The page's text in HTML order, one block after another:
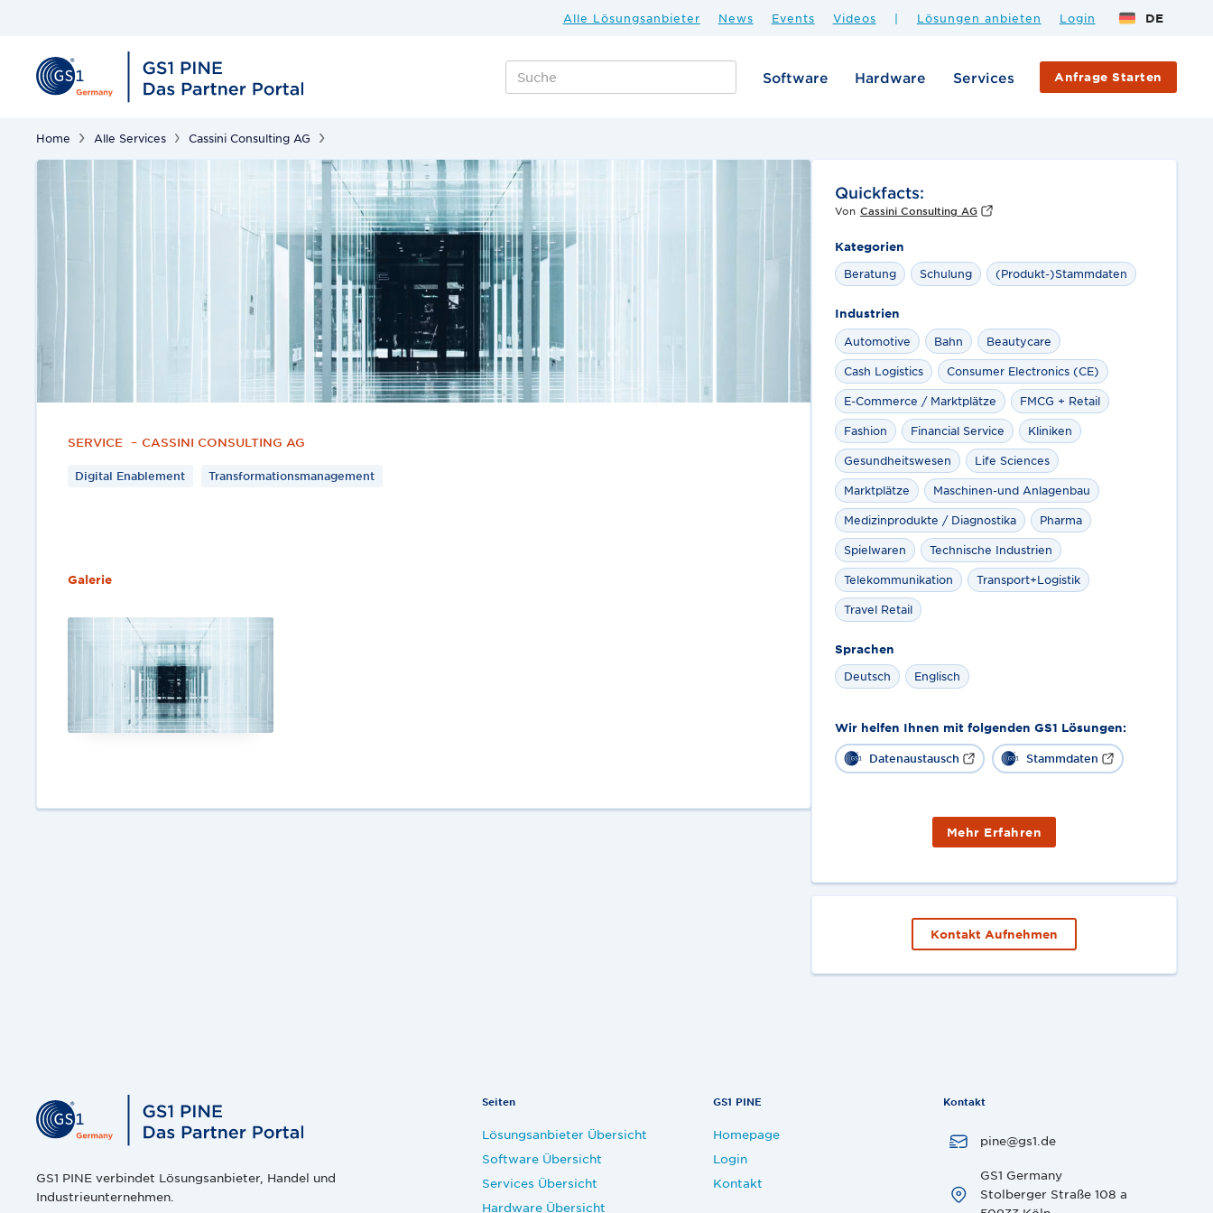
Alle Lösungsanbieter News Events Videos | Lösungen anbieten Login DE
Software Hardware Services Anfrage Starten
Home Alle Services Cassini Consulting AG
SERVICE – CASSINI CONSULTING AG
Digital Enablement Transformationsmanagement
Galerie
Quickfacts:
Von Cassini Consulting AG
Kategorien
Beratung
Schulung (Produkt-)Stammdaten
Industrien
Automotive
Bahn Beautycare
Cash Logistics Consumer Electronics (CE)
E-Commerce / Marktplätze FMCG + Retail
Fashion Financial Service Kliniken
Gesundheitswesen Life Sciences
Marktplätze Maschinen-und Anlagenbau
Medizinprodukte / Diagnostika Pharma
Spielwaren Technische Industrien
Telekommunikation Transport+Logistik
Travel Retail
Sprachen
Deutsch
Englisch
Wir helfen Ihnen mit folgenden GS1 Lösungen:
Datenaustausch Stammdaten
Mehr Erfahren
Kontakt Aufnehmen
GS1 PINE verbindet Lösungsanbieter, Handel und
Industrieunternehmen.
Seiten
Lösungsanbieter Übersicht
Software Übersicht
Services Übersicht
Hardware Übersicht
GS1 PINE
Homepage
Login
Kontakt
Kontakt
pine@gs1.de
GS1 Germany
Stolberger Straße 108 a